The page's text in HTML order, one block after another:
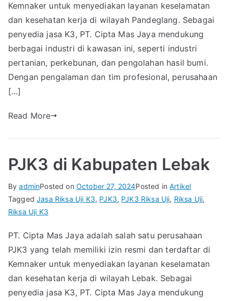
Kemnaker untuk menyediakan layanan keselamatan
dan kesehatan kerja di wilayah Pandeglang. Sebagai
penyedia jasa K3, PT. Cipta Mas Jaya mendukung
berbagai industri di kawasan ini, seperti industri
pertanian, perkebunan, dan pengolahan hasil bumi.
Dengan pengalaman dan tim profesional, perusahaan
[…]
Read More
PJK3 di Kabupaten Lebak
ByadminPosted on October 27, 2024Posted inArtikel
TaggedJasa Riksa Uji K3, PJK3, PJK3 Riksa Uji, Riksa Uji,
Riksa Uji K3
PT. Cipta Mas Jaya adalah salah satu perusahaan
PJK3 yang telah memiliki izin resmi dan terdaftar di
Kemnaker untuk menyediakan layanan keselamatan
dan kesehatan kerja di wilayah Lebak. Sebagai
penyedia jasa K3, PT. Cipta Mas Jaya mendukung